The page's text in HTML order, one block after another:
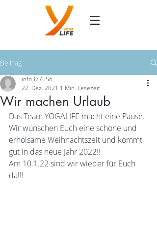
Beitrag
Wir machen Urlaub
info377556
22. Dez. 2021 1 Min. Lesezeit
Das Team YOGALIFE macht eine Pause.
Wir wünschen Euch eine schöne und
erholsame Weihnachtszeit und kommt
gut in das neue Jahr 2022!!
Am 10.1.22 sind wir wieder für Euch
da!!!